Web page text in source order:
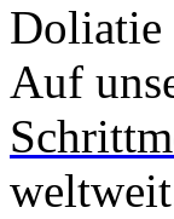
Doliatie
Auf